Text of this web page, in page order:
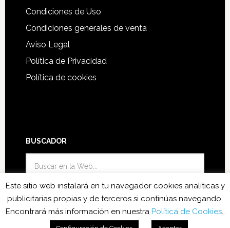
Condiciones de Uso
Condiciones generales de venta
Aviso Legal
Política de Privacidad
Política de cookies
BUSCADOR
Funciono con el Theme Genesis·Acceder
Este sitio web instalará en tu navegador cookies analíticas y
publicitarias propias y de terceros si continúas navegando.
Encontrará más información en nuestra Política de Cookies..